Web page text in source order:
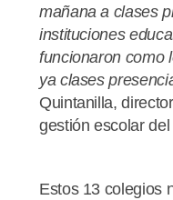
mañana a clases
instituciones
funcionaron como
ya clases
Quintanilla,
gestión escolar
Estos 13 colegios